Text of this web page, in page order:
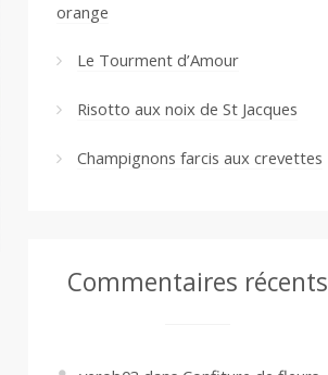
orange
Le Tourment d’Amour
Risotto aux noix de St Jacques
Champignons farcis aux crevettes
Commentaires récents